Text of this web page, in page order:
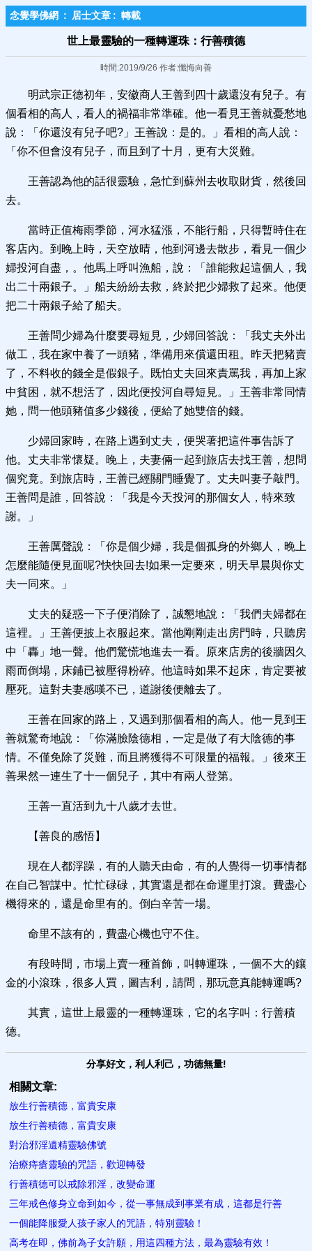
念覺學佛網 : 居士文章 : 轉載
世上最靈驗的一種轉運珠：行善積德
時間:2019/9/26 作者:懺悔向善
明武宗正德初年，安徽商人王善到四十歲還沒有兒子。有
個看相的高人，看人的禍福非常準確。他一看見王善就憂愁地
說：「你還沒有兒子吧?」王善說：是的。」看相的高人說：
「你不但會沒有兒子，而且到了十月，更有大災難。
王善認為他的話很靈驗，急忙到蘇州去收取財貨，然後回
去。
當時正值梅雨季節，河水猛漲，不能行船，只得暫時住在
客店內。到晚上時，天空放晴，他到河邊去散步，看見一個少
婦投河自盡，。他馬上呼叫漁船，說：「誰能救起這個人，我
出二十兩銀子。」船夫紛紛去救，終於把少婦救了起來。他便
把二十兩銀子給了船夫。
王善問少婦為什麼要尋短見，少婦回答說：「我丈夫外出
做工，我在家中養了一頭豬，準備用來償還田租。昨天把豬賣
了，不料收的錢全是假銀子。既怕丈夫回來責罵我，再加上家
中貧困，就不想活了，因此便投河自尋短見。」王善非常同情
她，問一他頭豬值多少錢後，便給了她雙倍的錢。
少婦回家時，在路上遇到丈夫，便哭著把這件事告訴了
他。丈夫非常懷疑。晚上，夫妻倆一起到旅店去找王善，想問
個究竟。到旅店時，王善已經關門睡覺了。丈夫叫妻子敲門。
王善問是誰，回答說：「我是今天投河的那個女人，特來致
謝。」
王善厲聲說：「你是個少婦，我是個孤身的外鄉人，晚上
怎麼能隨便見面呢?快快回去!如果一定要來，明天早晨與你丈
夫一同來。」
丈夫的疑惑一下子便消除了，誠懇地說：「我們夫婦都在
這裡。」王善便披上衣服起來。當他剛剛走出房門時，只聽房
中「轟」地一聲。他們驚慌地進去一看。原來店房的後牆因久
雨而倒塌，床鋪已被壓得粉碎。他這時如果不起床，肯定要被
壓死。這對夫妻感嘆不已，道謝後便離去了。
王善在回家的路上，又遇到那個看相的高人。他一見到王
善就驚奇地說：「你滿臉陰德相，一定是做了有大陰德的事
情。不僅免除了災難，而且將獲得不可限量的福報。」後來王
善果然一連生了十一個兒子，其中有兩人登第。
王善一直活到九十八歲才去世。
【善良的感悟】
現在人都浮躁，有的人聽天由命，有的人覺得一切事情都
在自己智謀中。忙忙碌碌，其實還是都在命運里打滾。費盡心
機得來的，還是命里有的。倒白辛苦一場。
命里不該有的，費盡心機也守不住。
有段時間，市場上賣一種首飾，叫轉運珠，一個不大的鑲
金的小滾珠，很多人買，圖吉利，請問，那玩意真能轉運嗎?
其實，這世上最靈的一種轉運珠，它的名字叫：行善積
德。
分享好文，利人利己，功德無量!
相關文章:
放生行善積德，富貴安康
放生行善積德，富貴安康
對治邪淫遺精靈驗佛號
治療痔瘡靈驗的咒語，歡迎轉發
行善積德可以戒除邪淫，改變命運
三年戒色修身立命到如今，從一事無成到事業有成，這都是行善
一個能降服愛人孩子家人的咒語，特別靈驗！
高考在即，佛前為子女許願，用這四種方法，最為靈驗有效！